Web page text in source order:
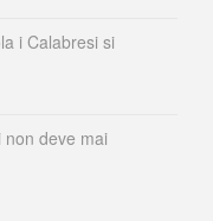
i Calabresi si
non deve mai